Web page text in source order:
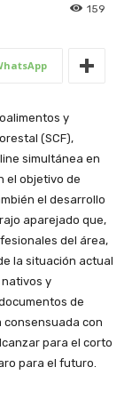
159
y
(SCF),
simultánea en
el objetivo de
el desarrollo
aparejado que,
del área,
la situación actual
y
de
consensuada con
para el corto
para el futuro.